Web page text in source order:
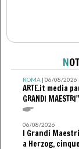
N
ROMA| 06/08/2026
ARTE.it media
GRANDI
06/08/2026
I Grandi
a Herzog,